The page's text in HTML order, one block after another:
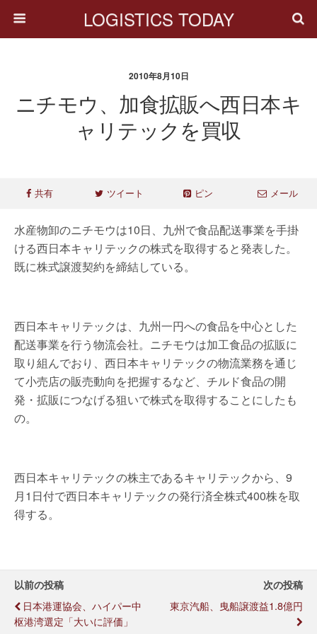
LOGISTICS TODAY
2010年8月10日
ニチモウ、加食拡販へ西日本キ
ャリテックを買収
共有 ツイート ピン メール
水産物卸のニチモウは10日、九州で食品配送事業を手掛
ける西日本キャリテックの株式を取得すると発表した。
既に株式譲渡契約を締結している。
西日本キャリテックは、九州一円への食品を中心とした
配送事業を行う物流会社。ニチモウは加工食品の拡販に
取り組んでおり、西日本キャリテックの物流業務を通じ
て小売店の販売動向を把握するなど、チルド食品の開
発・拡販につなげる狙いで株式を取得することにしたも
の。
西日本キャリテックの株主であるキャリテックから、9
月1日付で西日本キャリテックの発行済全株式400株を取
得する。
以前の投稿
日本港運協会、ハイパー中
枢港湾選定「大いに評価」
次の投稿
東京汽船、曳船譲渡益1.8億円